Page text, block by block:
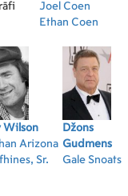
Joel Coen
Ethan Coen
Wilson
Arizona
Sr.
Džons
Gudmens
Gale Snoats